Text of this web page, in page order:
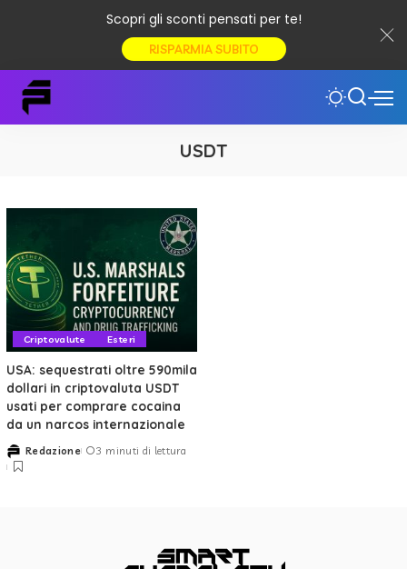
Scopri gli sconti pensati per te!
RISPARMIA SUBITO
USDT
Criptovalute Esteri
USA: sequestrati oltre 590mila
dollari in criptovaluta USDT
usati per comprare cocaina
da un narcos internazionale
Posted
by
Redazione 3 minuti di lettura